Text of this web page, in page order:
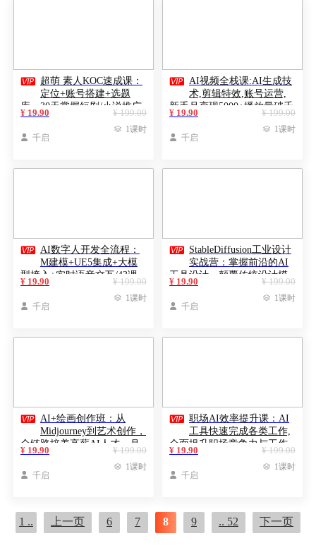
 超萌 素人KOC速成课：
定位+账号搭建+选题
库，30天掌握短剧/小说推广
变现
¥ 199.00
¥ 19.90
 千启
 1课时
 AI视频全栈课:AI生成技
术,剪辑特效,账号运营,
新手月变现5000+播放量破千
万
¥ 199.00
¥ 19.90
 千启
 1课时
 AI数字人开发全流程：
M建模+UE5集成+大模
型接入+实时语音交互/43课
教学
¥ 199.00
¥ 19.90
 千启
 1课时
 StableDiffusion工业设计
实战营：掌握前沿的AI
工具设计，颠覆传统设计模
式
¥ 199.00
¥ 19.90
 千启
 1课时
 AI+绘画创作班：从
Midjourney到艺术创作，
全链路培养高薪AI人才，月
入3w+
¥ 199.00
¥ 19.90
 千启
 1课时
 职场AI效率提升课：AI
工具快速完成各类工作,
全面提升职场竞争力与工作
效率
¥ 199.00
¥ 19.90
 千启
 1课时
1 .. 上一页 6 7 8 9 .. 52 下一页